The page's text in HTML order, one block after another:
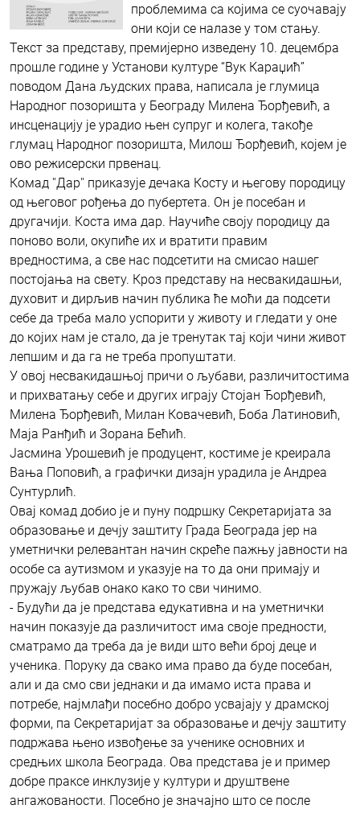
проблемима са којима се суочавају
они који се налазе у том стању.
Текст за представу, премијерно изведену 10. децембра
прошле године у Установи културе “Вук Караџић”
поводом Дана људских права, написала је глумица
Народног позоришта у Београду Милена Ђорђевић, а
инсценацију је урадио њен супруг и колега, такође
глумац Народног позоришта, Милош Ђорђевић, којем је
ово режисерски првенац.
Комад ''Дар'' приказује дечака Косту и његову породицу
од његовог рођења до пубертета. Он је посебан и
другачији. Коста има дар. Научиће своју породицу да
поново воли, окупиће их и вратити правим
вредностима, а све нас подсетити на смисао нашег
постојања на свету. Кроз представу на несвакидашњи,
духовит и дирљив начин публика ће моћи да подсети
себе да треба мало успорити у животу и гледати у оне
до којих нам је стало, да је тренутак тај који чини живот
лепшим и да га не треба пропуштати.
У овој несвакидашњој причи о љубави, различитостима
и прихватању себе и других играју Стојан Ђорђевић,
Милена Ђорђевић, Милан Ковачевић, Боба Латиновић,
Маја Ранђић и Зорана Бећић.
Јасмина Урошевић је продуцент, костиме је креирала
Вања Поповић, а графички дизајн урадила је Андреа
Сунтурлић.
Овај комад добио је и пуну подршку Секретаријата за
образовање и дечју заштиту Града Београда јер на
уметнички релевантан начин скреће пажњу јавности на
особе са аутизмом и указује на то да они примају и
пружају љубав онако како то сви чинимо.
- Будући да је представа едукативна и на уметнички
начин показује да различитост има своје предности,
сматрамо да треба да је види што већи број деце и
ученика. Поруку да свако има право да буде посебан,
али и да смо сви једнаки и да имамо иста права и
потребе, најмлађи посебно добро усвајају у драмској
форми, па Секретаријат за образовање и дечју заштиту
подржава њено извођење за ученике основних и
средњих школа Београда. Ова представа је и пример
добре праксе инклузије у култури и друштвене
ангажованости. Посебно је значајно што се после